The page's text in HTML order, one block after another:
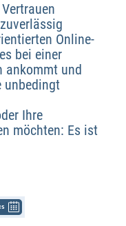
Online-
bei einer
ankommt und
unbedingt
Ihre
möchten: Es ist